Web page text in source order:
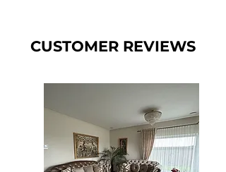
CUSTOMER REVIEWS